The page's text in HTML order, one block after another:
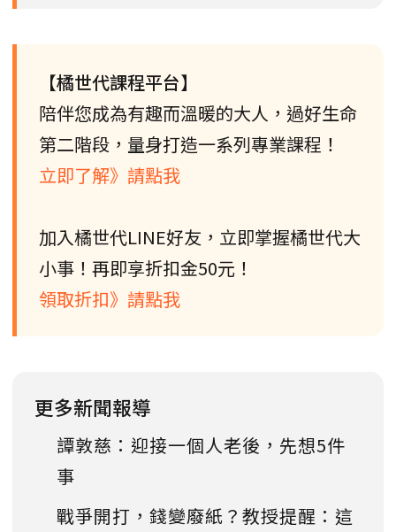
【橘世代課程平台】
陪伴您成為有趣而溫暖的大人，過好生命
第二階段，量身打造一系列專業課程！
立即了解》請點我
加入橘世代LINE好友，立即掌握橘世代大
小事！再即享折扣金50元！
領取折扣》請點我
更多新聞報導
譚敦慈：迎接一個人老後，先想5件
事
戰爭開打，錢變廢紙？教授提醒：這